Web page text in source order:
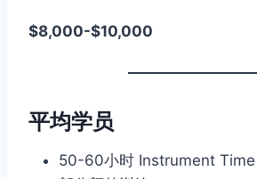
$8,000-$10,000
平均学员
50-60小时 Instrument Time